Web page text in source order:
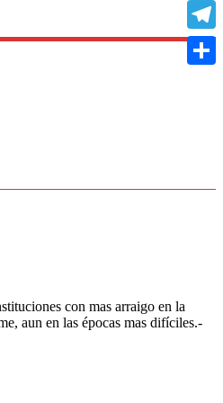
con mas arraigo en la
aun en las épocas mas difíciles.-
Copy
Link